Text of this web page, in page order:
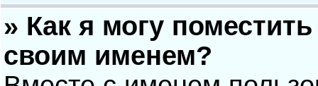
» Как я могу
своим именем?